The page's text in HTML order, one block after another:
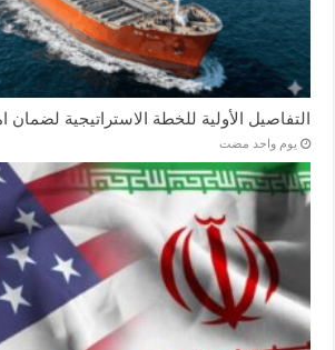
التفاصيل الأولية للخطة الاستراتيجية
‏يوم واحد مضت